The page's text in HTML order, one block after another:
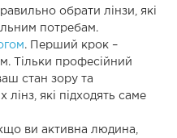
обрати лінзи, які
потребам.
. Перший крок –
Тільки професійний
стан зору та
які підходять саме
ви активна людина,